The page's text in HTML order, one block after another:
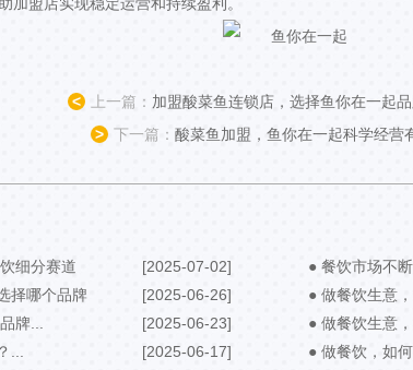
< 上一篇： 加盟酸菜鱼连锁店，选择鱼你在一起
> 下一篇： 酸菜鱼加盟，鱼你在一起科学经营
[2025-07-02]
细分赛道
● 餐饮市场不
盟？...
[2025-06-26]
择哪个品牌
● 做餐饮生意
[2025-06-23]
牌...
● 做餐饮生意
[2025-06-17]
...
● 做餐饮，如